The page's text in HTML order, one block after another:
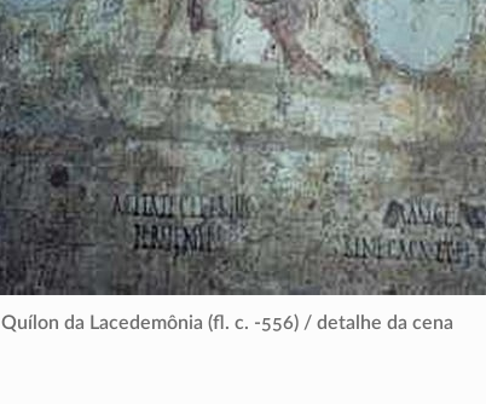
Quílon da Lacedemônia (fl. c. -556) / detalhe da cena